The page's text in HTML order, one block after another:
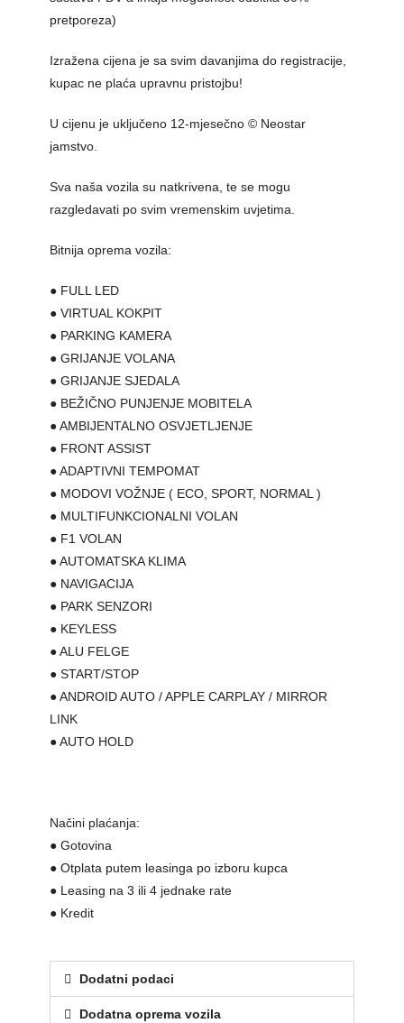
pretporeza)
Izražena cijena je sa svim davanjima do registracije,
kupac ne plaća upravnu pristojbu!
U cijenu je uključeno 12-mjesečno © Neostar
jamstvo.
Sva naša vozila su natkrivena, te se mogu
razgledavati po svim vremenskim uvjetima.
Bitnija oprema vozila:
● FULL LED
● VIRTUAL KOKPIT
● PARKING KAMERA
● GRIJANJE VOLANA
● GRIJANJE SJEDALA
● BEŽIČNO PUNJENJE MOBITELA
● AMBIJENTALNO OSVJETLJENJE
● FRONT ASSIST
● ADAPTIVNI TEMPOMAT
● MODOVI VOŽNJE ( ECO, SPORT, NORMAL )
● MULTIFUNKCIONALNI VOLAN
● F1 VOLAN
● AUTOMATSKA KLIMA
● NAVIGACIJA
● PARK SENZORI
● KEYLESS
● ALU FELGE
● START/STOP
● ANDROID AUTO / APPLE CARPLAY / MIRROR
LINK
● AUTO HOLD
Načini plaćanja:
● Gotovina
● Otplata putem leasinga po izboru kupca
● Leasing na 3 ili 4 jednake rate
● Kredit
Dodatni podaci
Dodatna oprema vozila